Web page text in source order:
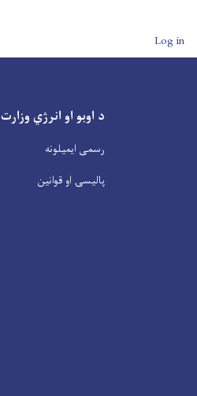
User account menu
Log in
د اوبو او انرژي وزارت
رسمی ایمیلونه
پالیسۍ او قوانین